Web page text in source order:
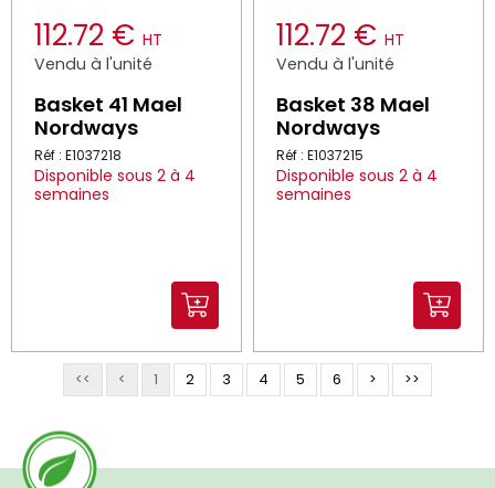
112.72 € HT
Vendu à l'unité
Basket 41 Mael
Nordways
Réf : E1037218
Disponible sous 2 à 4
semaines
112.72 € HT
Vendu à l'unité
Basket 38 Mael
Nordways
Réf : E1037215
Disponible sous 2 à 4
semaines
<< < 1 2 3 4 5 6 > >>